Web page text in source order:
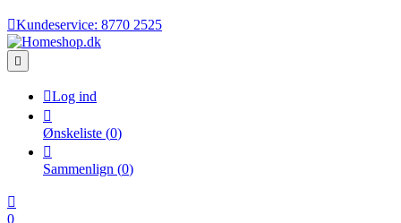
Kundeservice: 8770 2525

Log ind

Ønskeliste (0)

Sammenlign (0)

0